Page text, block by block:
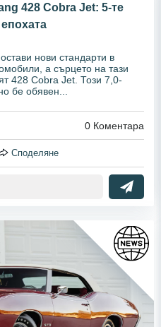
428 Cobra Jet: 5-те
нови стандарти в
а сърцето на тази
428 Cobra Jet. Този 7,0-
бе обявен...
0 Коментара
Споделяне